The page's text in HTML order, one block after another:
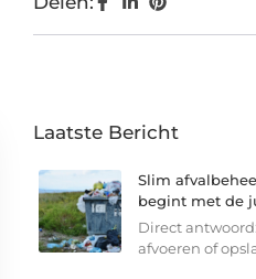
Laatste Bericht
Slim
begint met de
Direct
afvoeren of